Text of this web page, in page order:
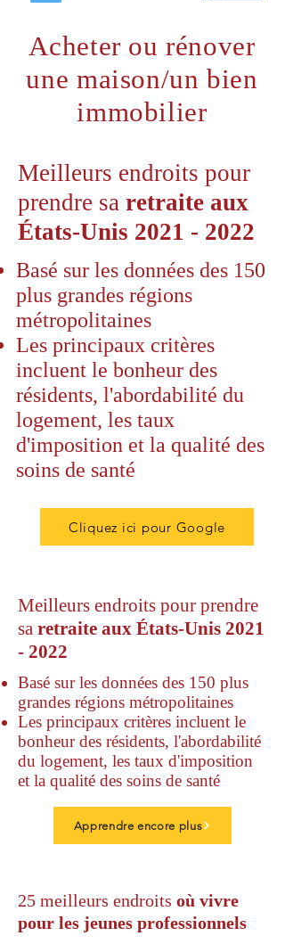
Acheter ou rénover
une maison/un bien
immobilier
Meilleurs endroits pour
prendre sa retraite aux
États-Unis 2021 - 2022
Basé sur les données des 150
plus grandes régions
métropolitaines
Les principaux critères
incluent le bonheur des
résidents, l'abordabilité du
logement, les taux
d'imposition et la qualité des
soins de santé
Cliquez ici pour Google
Meilleurs endroits pour prendre
sa retraite aux États-Unis 2021
- 2022
Basé sur les données des 150 plus
grandes régions métropolitaines
Les principaux critères incluent le
bonheur des résidents, l'abordabilité
du logement, les taux d'imposition
et la qualité des soins de santé
Apprendre encore plus
25 meilleurs endroits où vivre
pour les jeunes professionnels